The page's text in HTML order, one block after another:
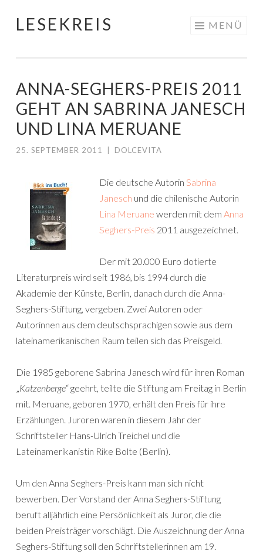
Springe
LESEKREIS MENÜ
ANNA-SEGHERS-PREIS 2011
GEHT AN SABRINA JANESCH
UND LINA MERUANE
25. SEPTEMBER 2011 DOLCEVITA
Die deutsche Autorin Sabrina
Janesch und die chilenische Autorin
Lina Meruane werden mit dem Anna
Seghers-Preis 2011 ausgezeichnet.
Der mit 20.000 Euro dotierte
Literaturpreis wird seit 1986, bis 1994 durch die
Akademie der Künste, Berlin, danach durch die Anna-
Seghers-Stiftung, vergeben. Zwei Autoren oder
Autorinnen aus dem deutschsprachigen sowie aus dem
lateinamerikanischen Raum teilen sich das Preisgeld.
Die 1985 geborene Sabrina Janesch wird für ihren Roman
„Katzenberge“ geehrt, teilte die Stiftung am Freitag in Berlin
mit. Meruane, geboren 1970, erhält den Preis für ihre
Erzählungen. Juroren waren in diesem Jahr der
Schriftsteller Hans-Ulrich Treichel und die
Lateinamerikanistin Rike Bolte (Berlin).
Um den Anna Seghers-Preis kann man sich nicht
bewerben. Der Vorstand der Anna Seghers-Stiftung
beruft alljährlich eine Persönlichkeit als Juror, die die
beiden Preisträger vorschlägt. Die Auszeichnung der Anna
Seghers-Stiftung soll den Schriftstellerinnen am 19.